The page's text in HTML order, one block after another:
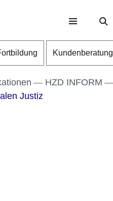
Kundenberatung
HZD INFORM
Justiz